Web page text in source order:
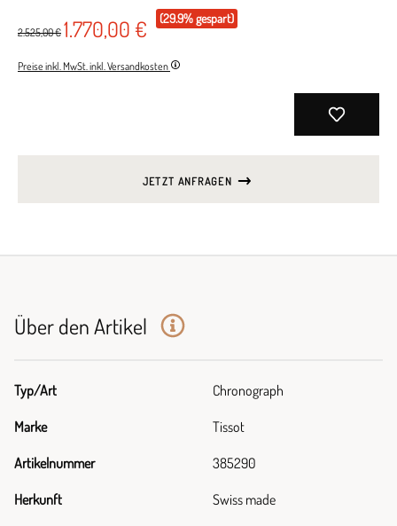
2.525,00 € 1.770,00 € (29.9% gespart)
Preise inkl. MwSt. inkl. Versandkosten
JETZT ANFRAGEN
Über den Artikel
Typ/Art Chronograph
Marke Tissot
Artikelnummer 385290
Herkunft Swiss made